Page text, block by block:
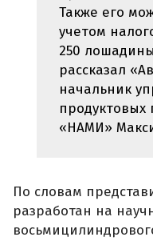
Также его
учетом
250
рассказал
начальник
«НАМИ»
По словам
разработан на